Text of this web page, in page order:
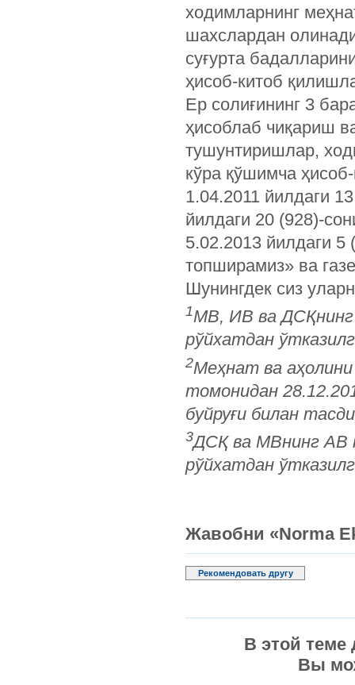
ходимларнинг
шахслардан
суғурта
ҳисоб-китоб
Ер солиғининг 3
ҳисоблаб чиқариш
тушунтиришлар,
кўра қўшимча
1.04.2011 йилдаги
йилдаги 20 (928)-
5.02.2013 йилдаги
топширамиз» ва
Шунингдек сиз
1МВ, ИВ ва ДСҚнинг
рўйхатдан
2Меҳнат ва
томонидан
буйруғи билан
3ДСҚ ва МВнинг АВ
рўйхатдан
Жавобни «Norma
Рекомендовать другу
В этой теме
Вы